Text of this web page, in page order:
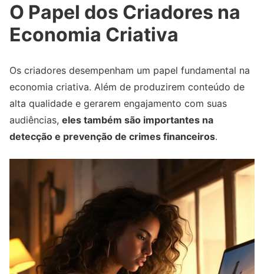
O Papel dos Criadores na
Economia Criativa
Os criadores desempenham um papel fundamental na
economia criativa. Além de produzirem conteúdo de
alta qualidade e gerarem engajamento com suas
audiências, eles também são importantes na
detecção e prevenção de crimes financeiros.